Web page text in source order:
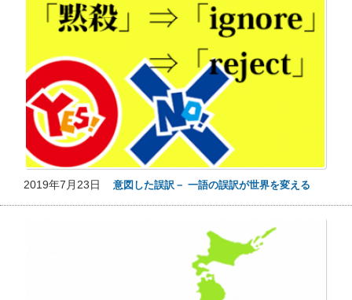
2019年7月23日 意図した誤訳－ 一語の誤訳が世界を変える